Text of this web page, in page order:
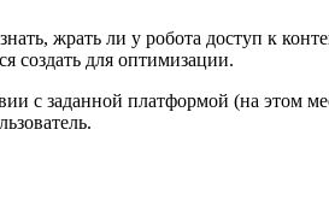
жрать ли у робота доступ к
создать для оптимизации.
с заданной платформой (на этом